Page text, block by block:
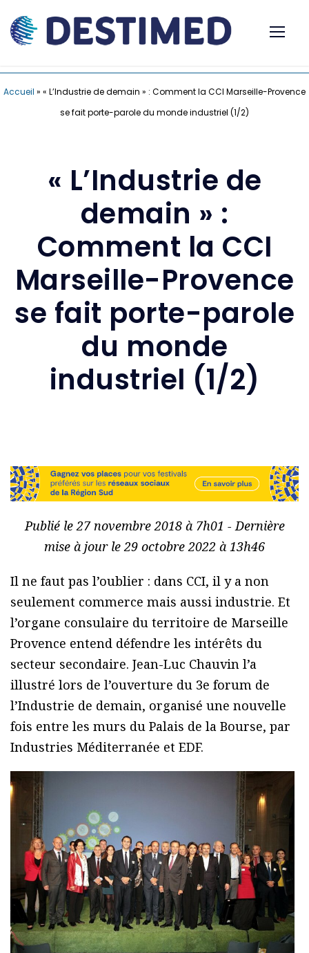
Accueil » « L’Industrie de demain » : Comment la CCI Marseille-Provence
se fait porte-parole du monde industriel (1/2)
« L’Industrie de
demain » :
Comment la CCI
Marseille-Provence
se fait porte-parole
du monde
industriel (1/2)
Publié le 27 novembre 2018 à 7h01 - Dernière
mise à jour le 29 octobre 2022 à 13h46
Il ne faut pas l’oublier : dans CCI, il y a non
seulement commerce mais aussi industrie. Et
l’organe consulaire du territoire de Marseille
Provence entend défendre les intérêts du
secteur secondaire. Jean-Luc Chauvin l’a
illustré lors de l’ouverture du 3e forum de
l’Industrie de demain, organisé une nouvelle
fois entre les murs du Palais de la Bourse, par
Industries Méditerranée et EDF.